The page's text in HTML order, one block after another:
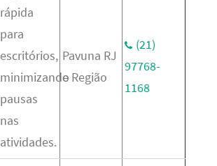
rápida
para
escritórios,
minimizando
pausas
nas
atividades.
Pavuna RJ
e Região
(21)
97768-
1168